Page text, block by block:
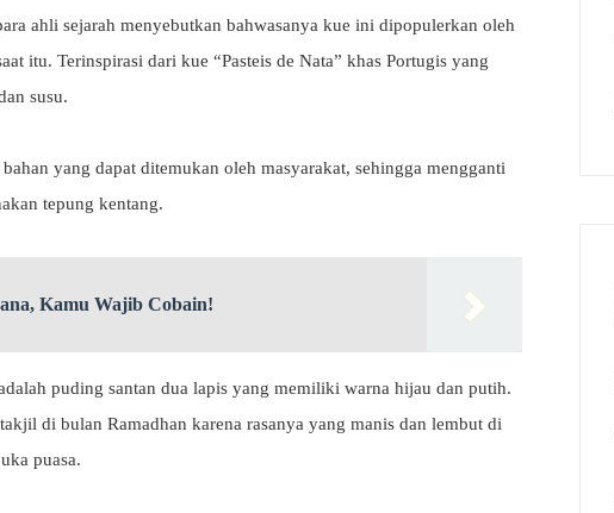
ahli sejarah menyebutkan bahwasanya kue ini dipopulerkan oleh
itu. Terinspirasi dari kue “Pasteis de Nata” khas Portugis yang
susu.
yang dapat ditemukan oleh masyarakat, sehingga mengganti
tepung kentang.
Kamu Wajib Cobain!
puding santan dua lapis yang memiliki warna hijau dan putih.
di bulan Ramadhan karena rasanya yang manis dan lembut di
puasa.